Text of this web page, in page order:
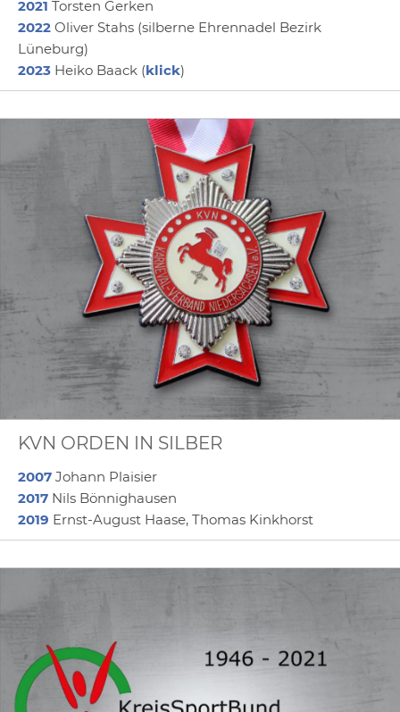
2021 Torsten Gerken
2022 Oliver Stahs (silberne Ehrennadel Bezirk
Lüneburg)
2023 Heiko Baack (klick)
KVN ORDEN IN SILBER
2007 Johann Plaisier
2017 Nils Bönnighausen
2019 Ernst-August Haase, Thomas Kinkhorst